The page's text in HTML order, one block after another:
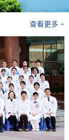
查看更多 +